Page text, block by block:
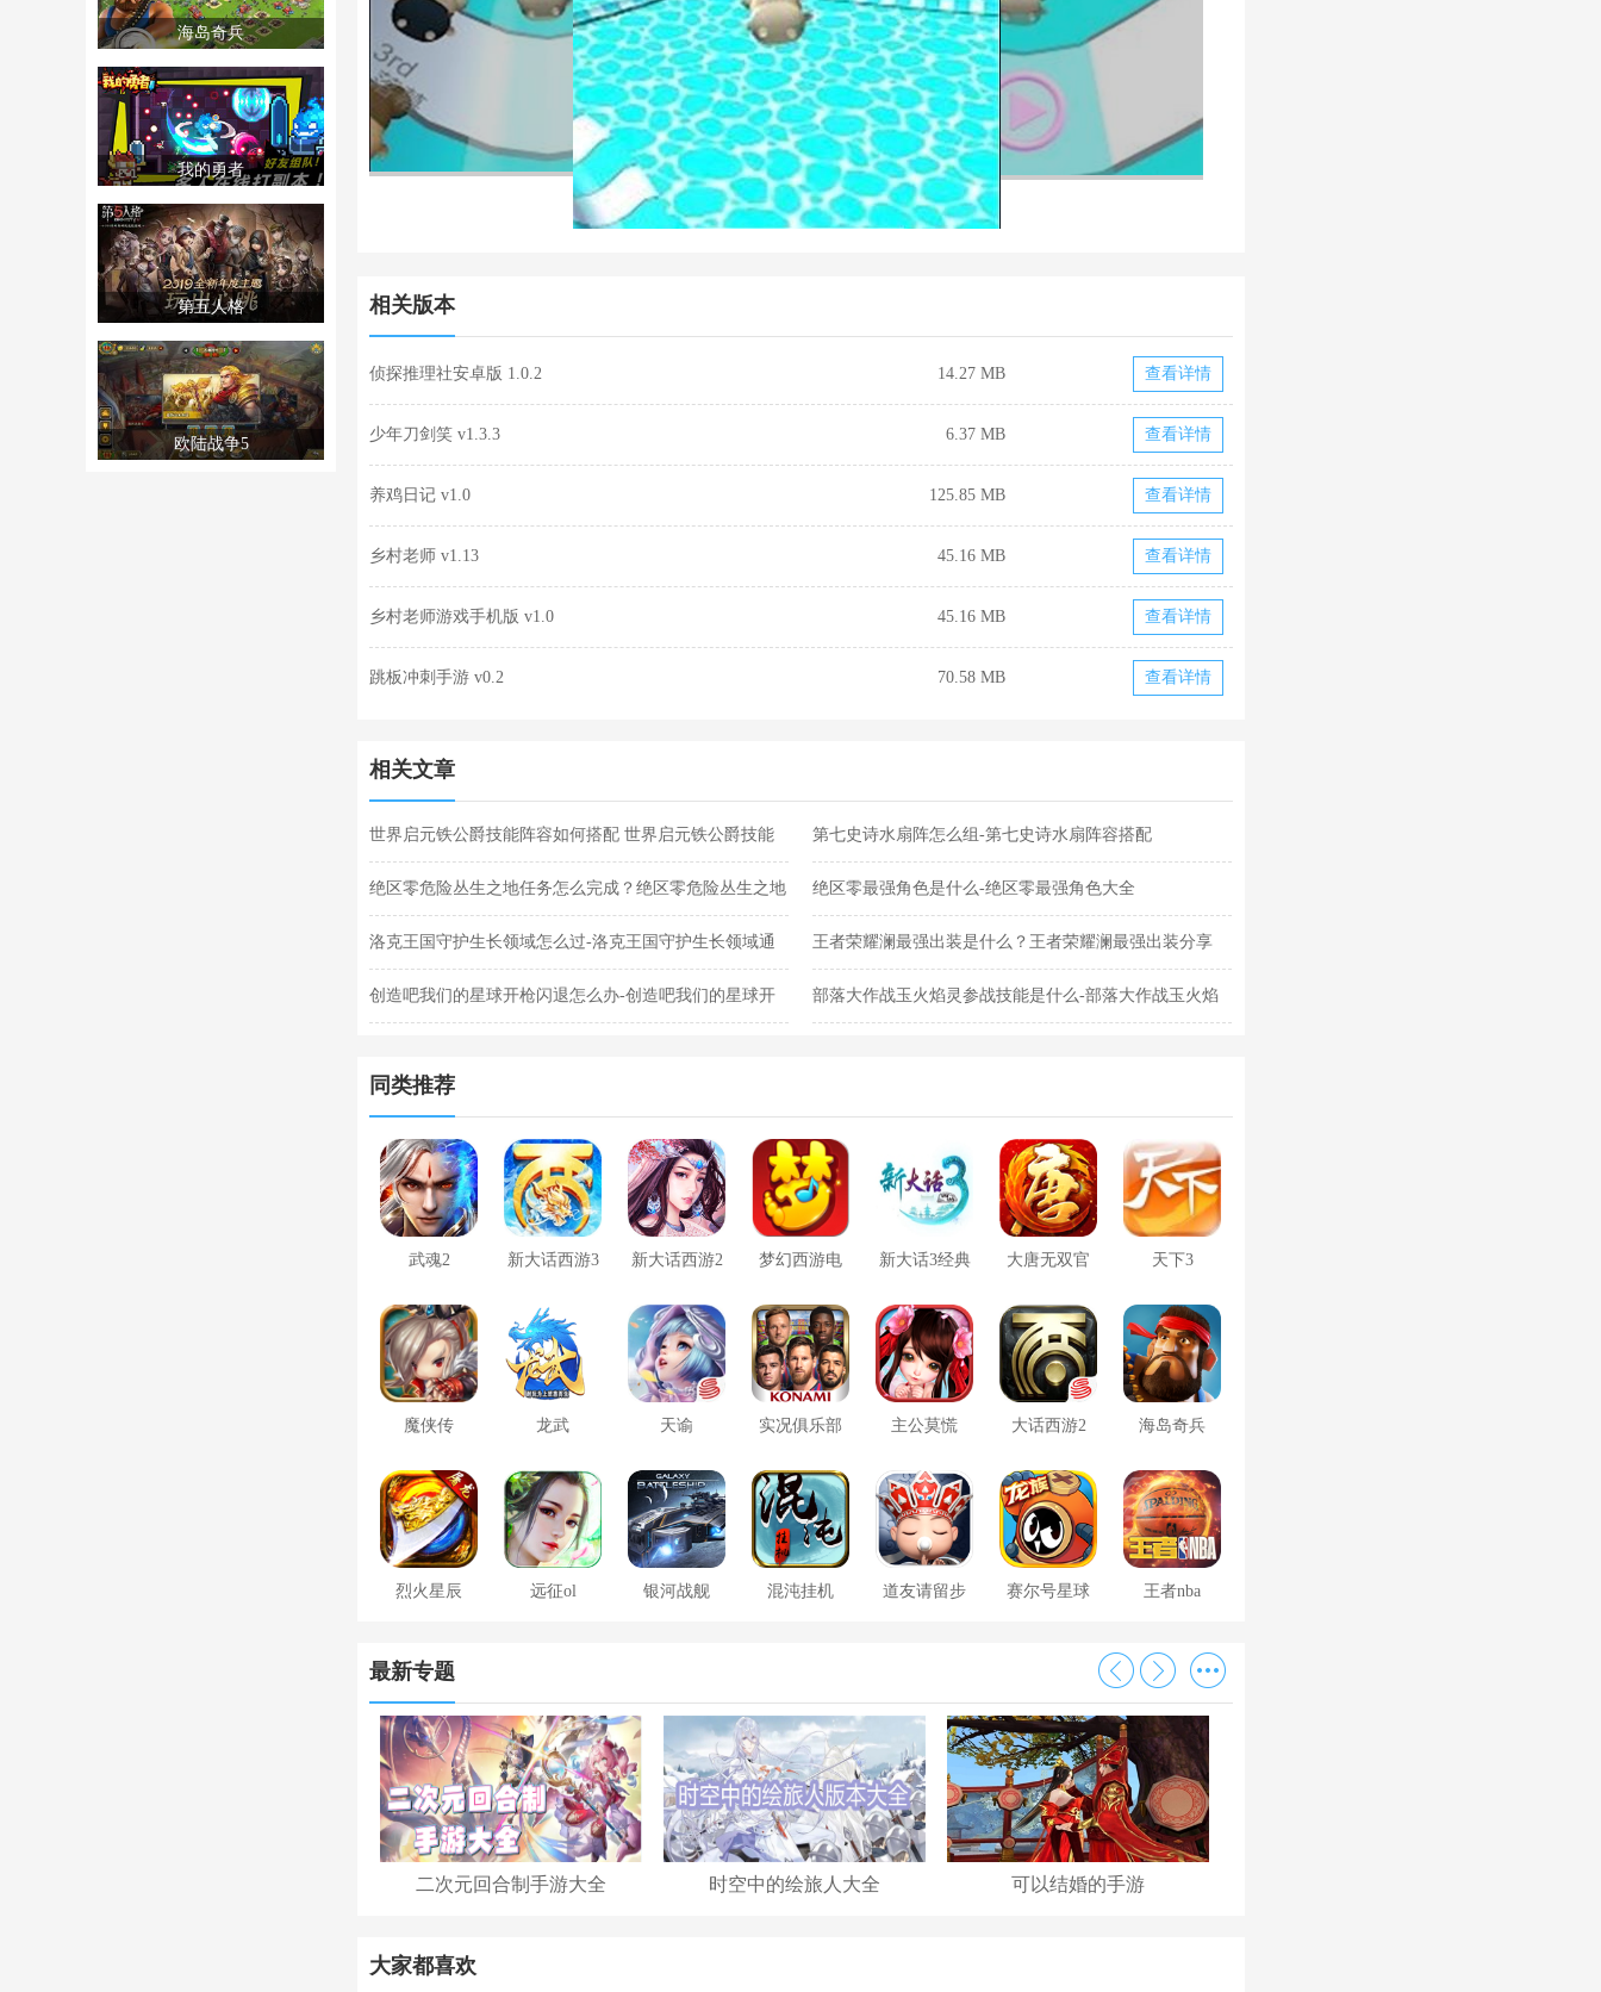
海岛奇兵
我的勇者
第五人格
欧陆战争5
相关版本
侦探推理社安卓版 1.0.2 14.27 MB 查看详情
少年刀剑笑 v1.3.3 6.37 MB 查看详情
养鸡日记 v1.0 125.85 MB 查看详情
乡村老师 v1.13 45.16 MB 查看详情
乡村老师游戏手机版 v1.0 45.16 MB 查看详情
跳板冲刺手游 v0.2 70.58 MB 查看详情
相关文章
世界启元铁公爵技能阵容如何搭配 世界启元铁公爵技能
阵容搭配合集
第七史诗水扇阵怎么组-第七史诗水扇阵容搭配
绝区零危险丛生之地任务怎么完成？绝区零危险丛生之地
任务完成攻略
绝区零最强角色是什么-绝区零最强角色大全
洛克王国守护生长领域怎么过-洛克王国守护生长领域通
关攻略
王者荣耀澜最强出装是什么？王者荣耀澜最强出装分享
创造吧我们的星球开枪闪退怎么办-创造吧我们的星球开 部落大作战玉火焰灵参战技能是什么-部落大作战玉火焰
同类推荐
武魂2 新大话西游3 新大话西游2 梦幻西游电 新大话3经典 大唐无双官 天下3
魔侠传 龙武 天谕 实况俱乐部 主公莫慌 大话西游2 海岛奇兵
烈火星辰 远征ol 银河战舰 混沌挂机 道友请留步 赛尔号星球 王者nba
最新专题
二次元回合制手游大全 时空中的绘旅人大全 可以结婚的手游
大家都喜欢